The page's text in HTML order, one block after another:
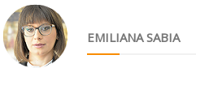
EMILIANA SABIA